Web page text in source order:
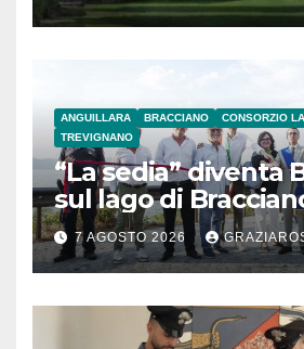
ANGUILLARA BRACCIANO
CONSORZIO
TREVIGNANO
“La sedia” diventa
sul lago di
l’inaugurazione
7 AGOSTO 2026